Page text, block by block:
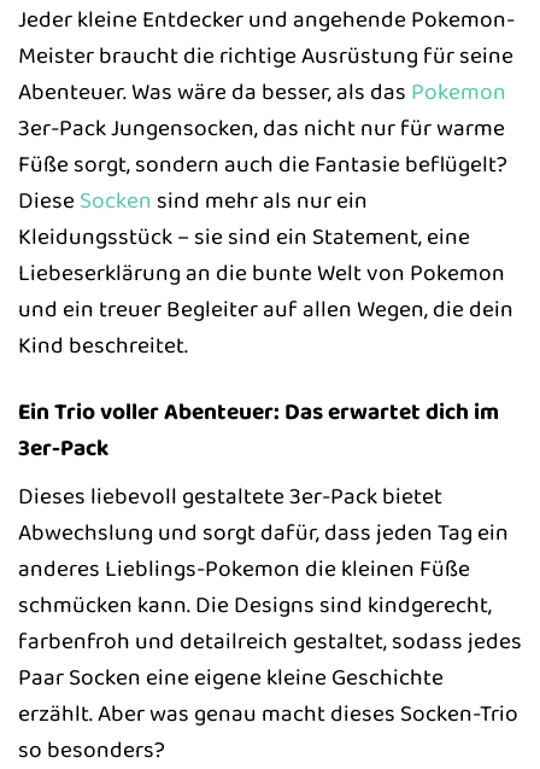
Jeder kleine Entdecker und angehende Pokemon-
Meister braucht die richtige Ausrüstung für seine
Abenteuer. Was wäre da besser, als das Pokemon
3er-Pack Jungensocken, das nicht nur für warme
Füße sorgt, sondern auch die Fantasie beflügelt?
DieseSocken sind mehr als nur ein
Kleidungsstück – sie sind ein Statement, eine
Liebeserklärung an die bunte Welt von Pokemon
und ein treuer Begleiter auf allen Wegen, die dein
Kind beschreitet.
Ein Trio voller Abenteuer: Das erwartet dich im
3er-Pack
Dieses liebevoll gestaltete 3er-Pack bietet
Abwechslung und sorgt dafür, dass jeden Tag ein
anderes Lieblings-Pokemon die kleinen Füße
schmücken kann. Die Designs sind kindgerecht,
farbenfroh und detailreich gestaltet, sodass jedes
Paar Socken eine eigene kleine Geschichte
erzählt. Aber was genau macht dieses Socken-Trio
so besonders?